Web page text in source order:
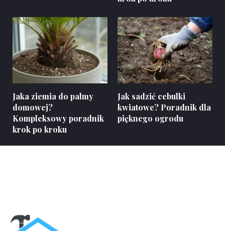
Jaka ziemia do palmy
domowej?
Kompleksowy poradnik
krok po kroku
Jak sadzić cebulki
kwiatowe? Poradnik dla
pięknego ogrodu